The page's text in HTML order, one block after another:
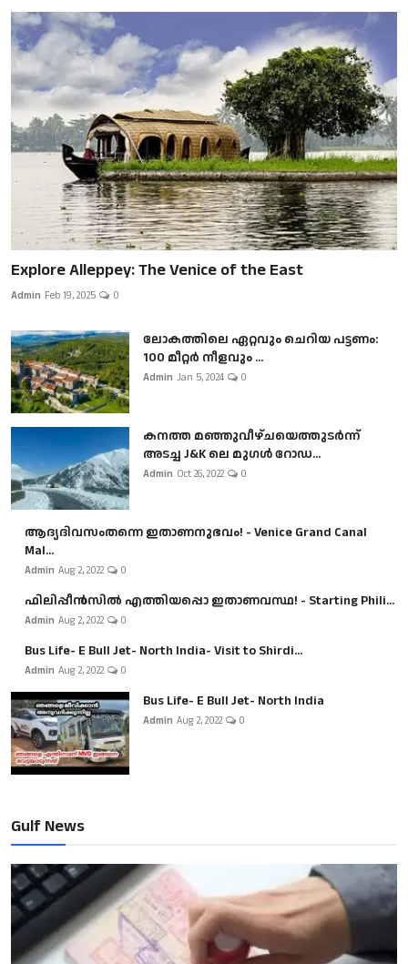
Explore Alleppey: The Venice of the East
Admin Feb 19, 2025 0
ലോകത്തിലെ ഏറ്റവും ചെറിയ പട്ടണം:
100 മീറ്റർ നീളവും ...
Admin Jan 5, 2024 0
കനത്ത മഞ്ഞുവീഴ്ചയെത്തുടർന്ന്
അടച്ച J&K ലെ മുഗൾ റോഡ...
Admin Oct 26, 2022 0
ആദ്യദിവസംതന്നെ ഇതാണനുഭവം! - Venice Grand Canal
Mal...
Admin Aug 2, 2022 0
ഫിലിപ്പീൻസിൽ എത്തിയപ്പൊ ഇതാണവസ്ഥ! - Starting Phili...
Admin Aug 2, 2022 0
Bus Life- E Bull Jet- North India- Visit to Shirdi...
Admin Aug 2, 2022 0
Bus Life- E Bull Jet- North India
Admin Aug 2, 2022 0
Gulf News